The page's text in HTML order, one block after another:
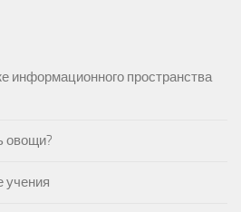
информационного пространства
овощи?
учения